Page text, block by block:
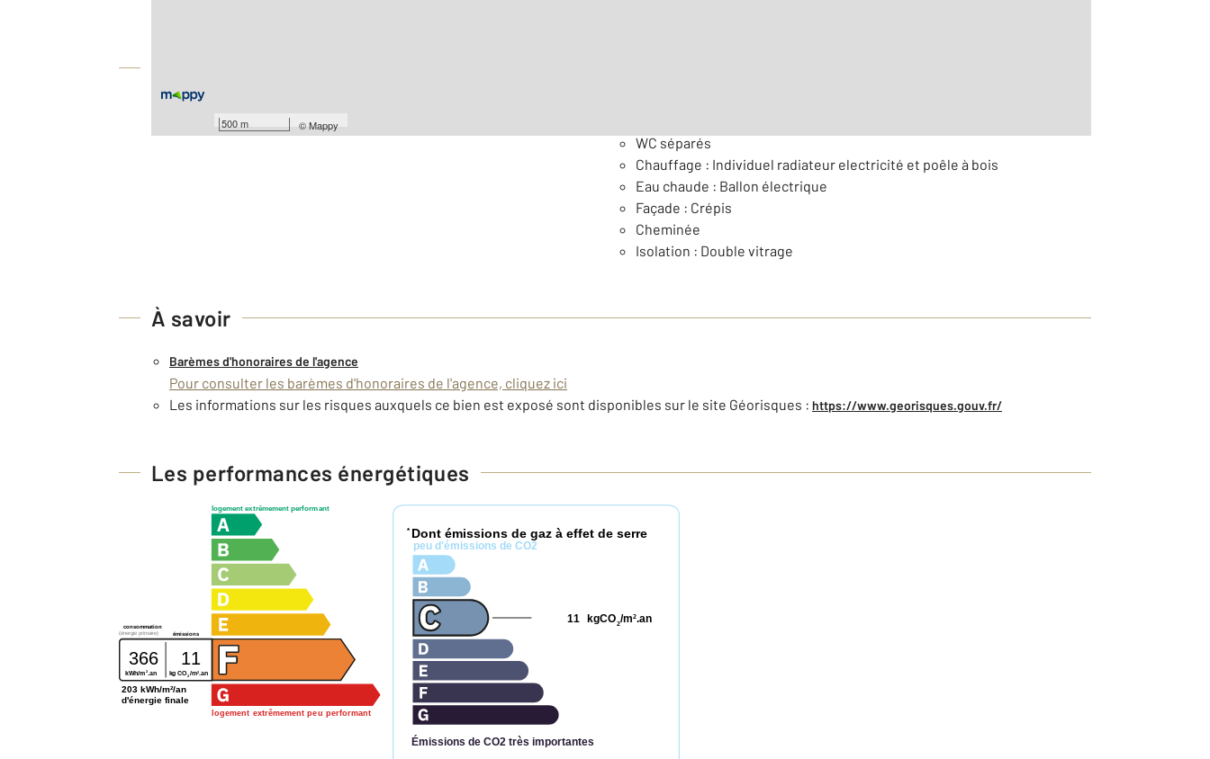
500 m ©Mappy
WC séparés
Chauffage : Individuel radiateur electricité et poêle à bois
Eau chaude : Ballon électrique
Façade : Crépis
Cheminée
Isolation : Double vitrage
À savoir
Barèmes d'honoraires de l'agence
Pour consulter les barèmes d'honoraires de l'agence, cliquez ici
Les informations sur les risques auxquels ce bien est exposé sont disponibles sur le site Géorisques : https://www.georisques.gouv.fr/
Les performances énergétiques
logement extrêmement performant
logement extrêmement peu performant
consommation
émissions
(énergie primaire)
366 11
kWh/m 2 .an kg CO2/m2 .an
203 kWh/m²/an
d'énergie finale
* Dont émissions de gaz à effet de serre
peu d'émissions de CO2
Émissions de CO2 très importantes
kgCO2/m2.an
11